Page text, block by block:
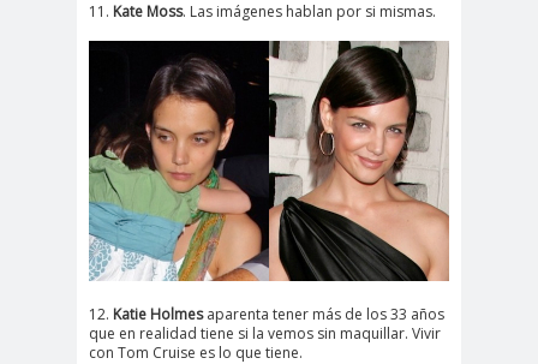
11. Kate Moss. Las imágenes hablan por si mismas.
12. Katie Holmesaparenta tener más de los 33 años
que en realidad tiene si la vemos sin maquillar. Vivir
con Tom Cruise es lo que tiene.